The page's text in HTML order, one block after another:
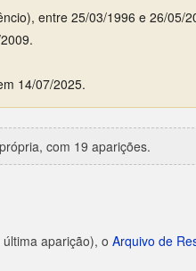
entre 25/03/1996 e 26/05/
14/07/2025.
com 19 aparições.
aparição), o Arquivo de